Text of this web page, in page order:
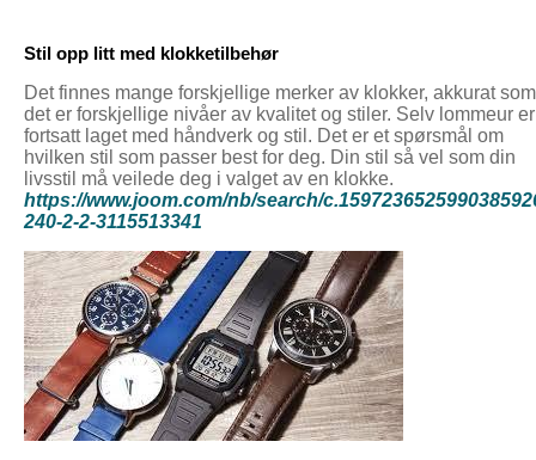
Stil opp litt med klokketilbehør
Det finnes mange forskjellige merker av klokker, akkurat som
det er forskjellige nivåer av kvalitet og stiler. Selv lommeur er
fortsatt laget med håndverk og stil. Det er et spørsmål om
hvilken stil som passer best for deg. Din stil så vel som din
livsstil må veilede deg i valget av en klokke.
https://www.joom.com/nb/search/
240-2-2-3115513341